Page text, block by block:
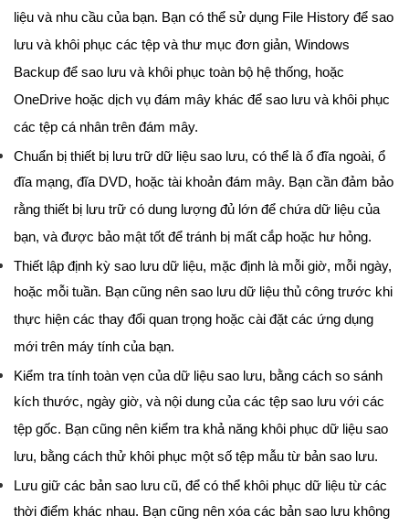
liệu và nhu cầu của bạn. Bạn có thể sử dụng File History để sao
lưu và khôi phục các tệp và thư mục đơn giản, Windows
Backup để sao lưu và khôi phục toàn bộ hệ thống, hoặc
OneDrive hoặc dịch vụ đám mây khác để sao lưu và khôi phục
các tệp cá nhân trên đám mây.
Chuẩn bị thiết bị lưu trữ dữ liệu sao lưu, có thể là ổ đĩa ngoài, ổ
đĩa mạng, đĩa DVD, hoặc tài khoản đám mây. Bạn cần đảm bảo
rằng thiết bị lưu trữ có dung lượng đủ lớn để chứa dữ liệu của
bạn, và được bảo mật tốt để tránh bị mất cắp hoặc hư hỏng.
Thiết lập định kỳ sao lưu dữ liệu, mặc định là mỗi giờ, mỗi ngày,
hoặc mỗi tuần. Bạn cũng nên sao lưu dữ liệu thủ công trước khi
thực hiện các thay đổi quan trọng hoặc cài đặt các ứng dụng
mới trên máy tính của bạn.
Kiểm tra tính toàn vẹn của dữ liệu sao lưu, bằng cách so sánh
kích thước, ngày giờ, và nội dung của các tệp sao lưu với các
tệp gốc. Bạn cũng nên kiểm tra khả năng khôi phục dữ liệu sao
lưu, bằng cách thử khôi phục một số tệp mẫu từ bản sao lưu.
Lưu giữ các bản sao lưu cũ, để có thể khôi phục dữ liệu từ các
thời điểm khác nhau. Bạn cũng nên xóa các bản sao lưu không